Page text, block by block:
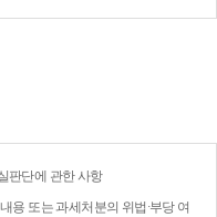
판단에 관한 사항
용 또는 과세처분의 위법·부당 여